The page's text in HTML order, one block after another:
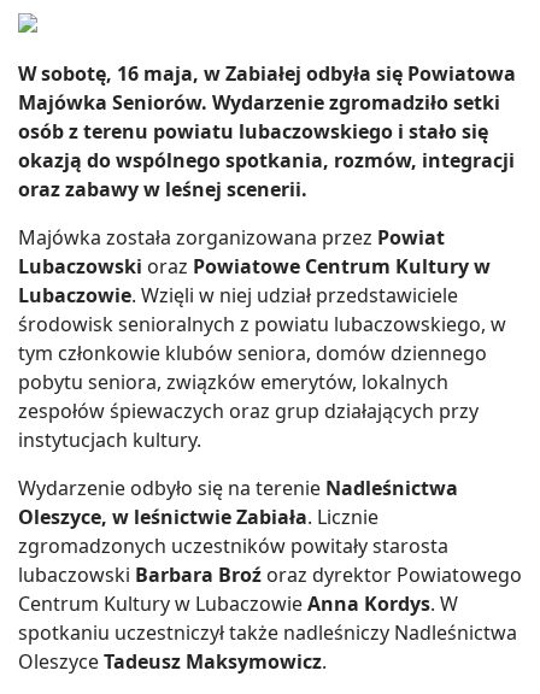
W sobotę, 16 maja, w Zabiałej odbyła się Powiatowa
Majówka Seniorów. Wydarzenie zgromadziło setki
osób z terenu powiatu lubaczowskiego i stało się
okazją do wspólnego spotkania, rozmów, integracji
oraz zabawy w leśnej scenerii.
Majówka została zorganizowana przez Powiat
Lubaczowski oraz Powiatowe Centrum Kultury w
Lubaczowie. Wzięli w niej udział przedstawiciele
środowisk senioralnych z powiatu lubaczowskiego, w
tym członkowie klubów seniora, domów dziennego
pobytu seniora, związków emerytów, lokalnych
zespołów śpiewaczych oraz grup działających przy
instytucjach kultury.
Wydarzenie odbyło się na terenie Nadleśnictwa
Oleszyce, w leśnictwie Zabiała. Licznie
zgromadzonych uczestników powitały starosta
lubaczowski Barbara Broź oraz dyrektor Powiatowego
Centrum Kultury w LubaczowieAnna Kordys. W
spotkaniu uczestniczył także nadleśniczy Nadleśnictwa
OleszyceTadeusz Maksymowicz.